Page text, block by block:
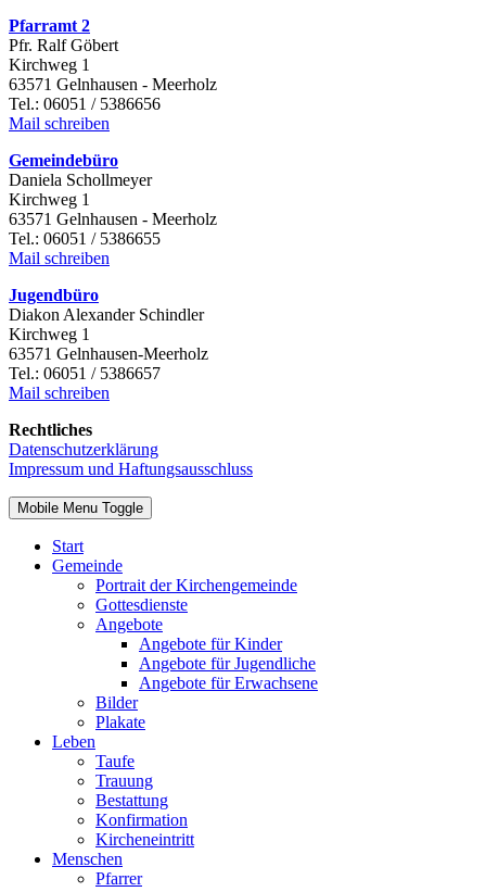
Pfarramt 2
Pfr. Ralf Göbert
Kirchweg 1
63571 Gelnhausen - Meerholz
Tel.: 06051 / 5386656
Mail schreiben
Gemeindebüro
Daniela Schollmeyer
Kirchweg 1
63571 Gelnhausen - Meerholz
Tel.: 06051 / 5386655
Mail schreiben
Jugendbüro
Diakon Alexander Schindler
Kirchweg 1
63571 Gelnhausen-Meerholz
Tel.: 06051 / 5386657
Mail schreiben
Rechtliches
Datenschutzerklärung
Impressum und Haftungsausschluss
Mobile Menu Toggle
Start
Gemeinde
Portrait der Kirchengemeinde
Gottesdienste
Angebote
Angebote für Kinder
Angebote für Jugendliche
Angebote für Erwachsene
Bilder
Plakate
Leben
Taufe
Trauung
Bestattung
Konfirmation
Kircheneintritt
Menschen
Pfarrer